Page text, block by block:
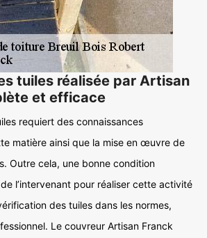
tuiles réalisée par Artisan
et efficace
requiert des connaissances
matière ainsi que la mise en œuvre de
Outre cela, une bonne condition
l’intervenant pour réaliser cette activité
des tuiles dans les normes,
Le couvreur Artisan Franck